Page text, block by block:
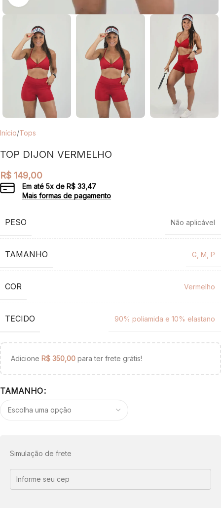
Início/Tops
TOP DIJON VERMELHO
R$ 149,00
Em até 5x de R$ 33,47
Mais formas de pagamento
PESO Não aplicável
TAMANHO G M P
COR Vermelho
TECIDO 90% poliamida e 10% elastano
Adicione R$ 350,00 para ter frete grátis!
TAMANHO
Simulação de frete